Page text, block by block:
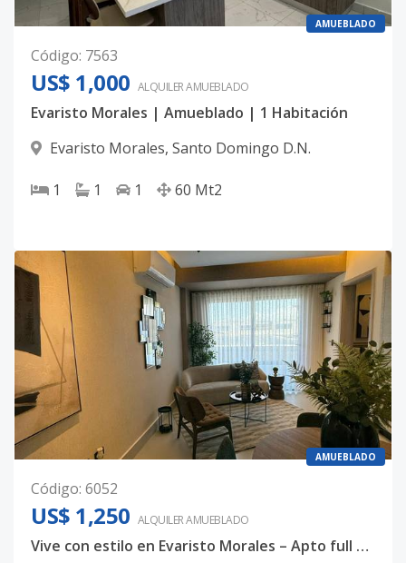
AMUEBLADO
Código: 7563
US$ 1,000 ALQUILERAMUEBLADO
Evaristo Morales | Amueblado | 1 Habitación
Evaristo Morales, Santo Domingo D.N.
1 1 1 60 Mt2
AMUEBLADO
Código: 6052
US$ 1,250 ALQUILERAMUEBLADO
Vive con estilo en Evaristo Morales – Apto full amueblado